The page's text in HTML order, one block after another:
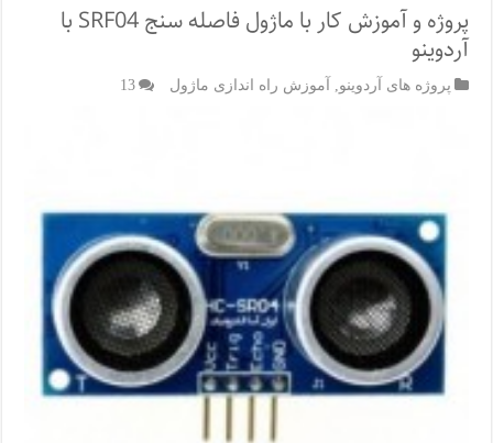
پروژه و آموزش کار با ماژول فاصله سنج SRF04 با
آردوینو
پروژه های آردوینو آموزش راه اندازی ماژول 13